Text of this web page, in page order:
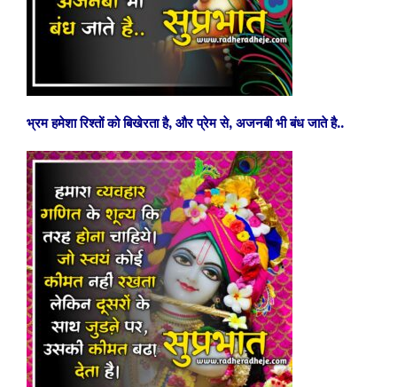
भ्रम हमेशा रिश्तों को बिखेरता है, और प्रेम से, अजनबी भी बंध जाते है..